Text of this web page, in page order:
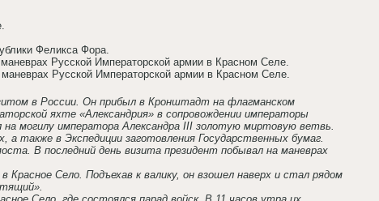
Феликса Фора.
Русской Императорской армии в Красном Селе.
Русской Императорской армии в Красном Селе.
в России. Он прибыл в Кронштадт на флагманском
яхте «Александрия» в сопровождении императоры
могилу императора Александра III золотую миртовую ветвь.
а также в Экспедиции заготовления Государственных бумаг.
В последний день визита президент побывал на маневрах
Село. Подъехав к валику, он взошел наверх и стал рядом